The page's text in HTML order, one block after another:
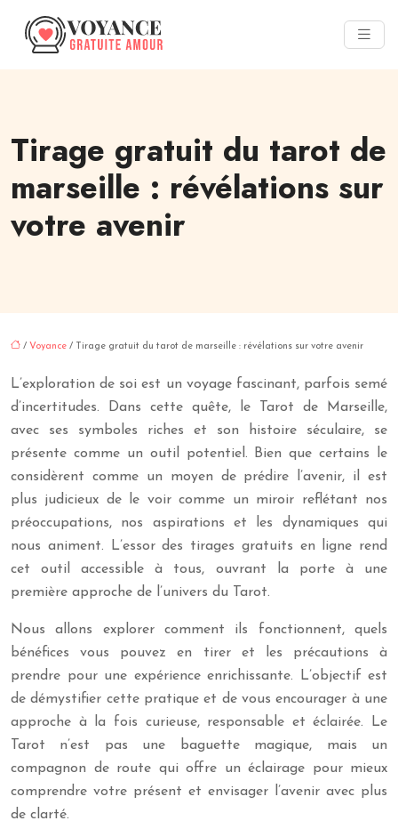
Tirage gratuit du tarot de
marseille : révélations sur
votre avenir
/ Voyance / Tirage gratuit du tarot de marseille : révélations sur votre avenir
L’exploration de soi est un voyage fascinant, parfois semé
d’incertitudes. Dans cette quête, le Tarot de Marseille,
avec ses symboles riches et son histoire séculaire, se
présente comme un outil potentiel. Bien que certains le
considèrent comme un moyen de prédire l’avenir, il est
plus judicieux de le voir comme un miroir reflétant nos
préoccupations, nos aspirations et les dynamiques qui
nous animent. L’essor des tirages gratuits en ligne rend
cet outil accessible à tous, ouvrant la porte à une
première approche de l’univers du Tarot.
Nous allons explorer comment ils fonctionnent, quels
bénéfices vous pouvez en tirer et les précautions à
prendre pour une expérience enrichissante. L’objectif est
de démystifier cette pratique et de vous encourager à une
approche à la fois curieuse, responsable et éclairée. Le
Tarot n’est pas une baguette magique, mais un
compagnon de route qui offre un éclairage pour mieux
comprendre votre présent et envisager l’avenir avec plus
de clarté.